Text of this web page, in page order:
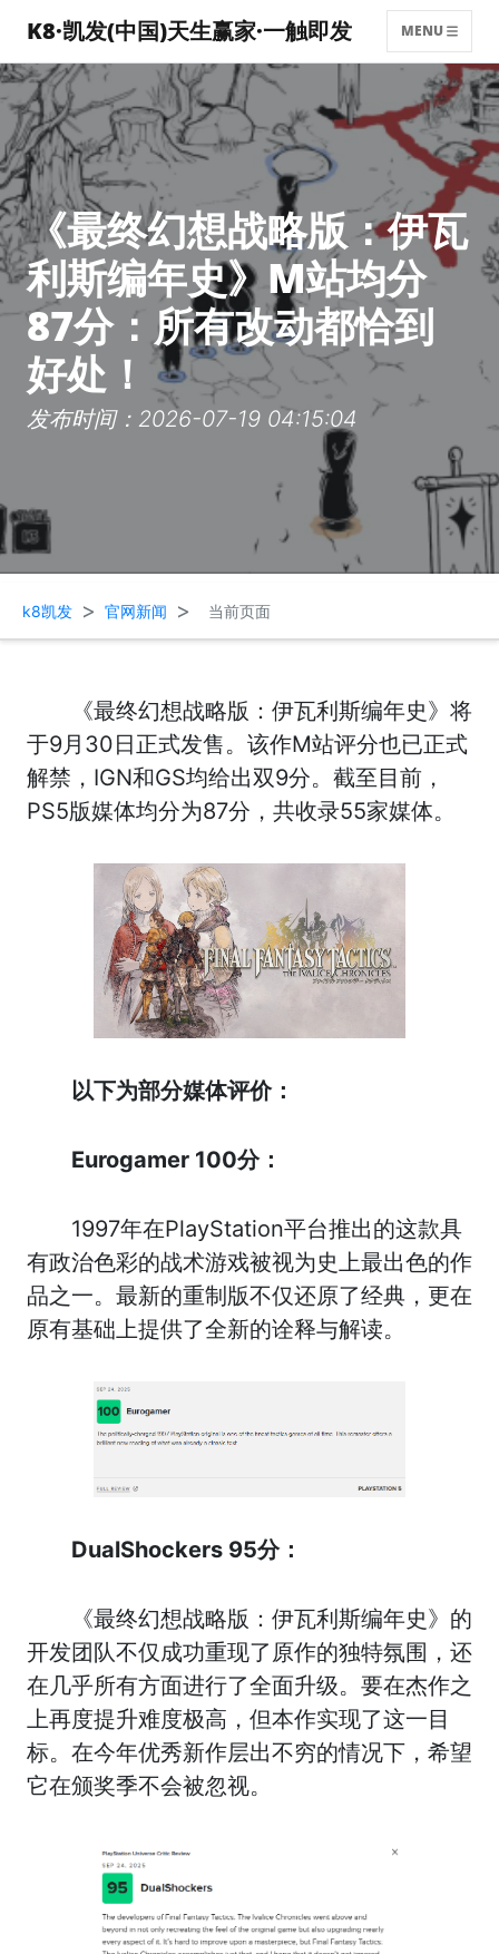
K8·凯发(中国)天生赢家·一触即发 MENU
《最终幻想战略版：伊瓦
利斯编年史》M站均分
87分：所有改动都恰到
好处！
发布时间：2026-07-19 04:15:04
k8凯发 > 官网新闻 > 当前页面
《最终幻想战略版：伊瓦利斯编年史》将
于9月30日正式发售。该作M站评分也已正式
解禁，IGN和GS均给出双9分。截至目前，
PS5版媒体均分为87分，共收录55家媒体。
以下为部分媒体评价：
Eurogamer 100分：
1997年在PlayStation平台推出的这款具
有政治色彩的战术游戏被视为史上最出色的作
品之一。最新的重制版不仅还原了经典，更在
原有基础上提供了全新的诠释与解读。
DualShockers 95分：
《最终幻想战略版：伊瓦利斯编年史》的
开发团队不仅成功重现了原作的独特氛围，还
在几乎所有方面进行了全面升级。要在杰作之
上再度提升难度极高，但本作实现了这一目
标。在今年优秀新作层出不穷的情况下，希望
它在颁奖季不会被忽视。